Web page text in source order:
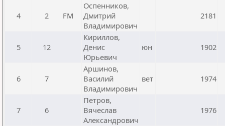
4 2 FM
Оспенников,
Дмитрий
Владимирович
2181
5 12
Кириллов,
Денис
Юрьевич
юн 1902
6 7
Аршинов,
Василий
Владимирович
вет 1974
7 6
Петров,
Вячеслав
Александрович
1976